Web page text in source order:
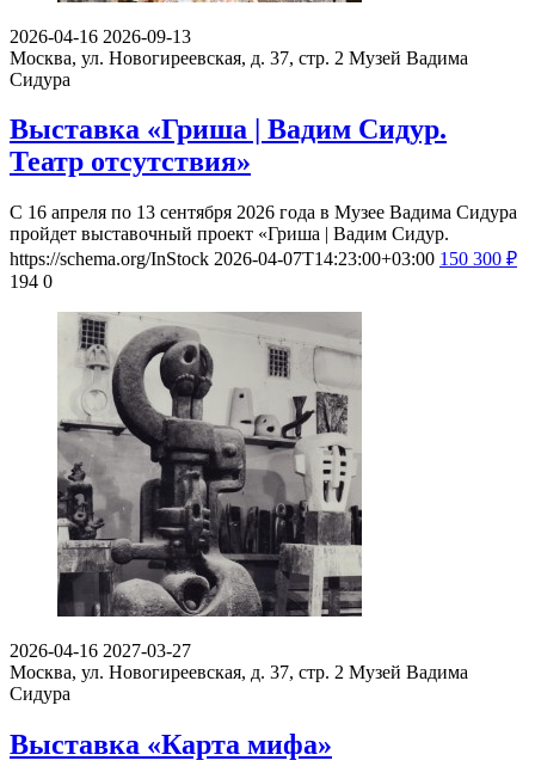
2026-04-16 2026-09-13
Москва, ул. Новогиреевская, д. 37, стр. 2 Музей Вадима
Сидура
Выставка «Гриша | Вадим Сидур.
Театр отсутствия»
С 16 апреля по 13 сентября 2026 года в Музее Вадима Сидура
пройдет выставочный проект «Гриша | Вадим Сидур.
https://schema.org/InStock 2026-04-07T14:23:00+03:00 150 300 ₽
194 0
2026-04-16 2027-03-27
Москва, ул. Новогиреевская, д. 37, стр. 2 Музей Вадима
Сидура
Выставка «Карта мифа»